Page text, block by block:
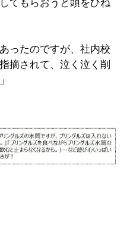
てもらおうと頭をひね
ったのですが、社内校
摘されて、泣く泣く削